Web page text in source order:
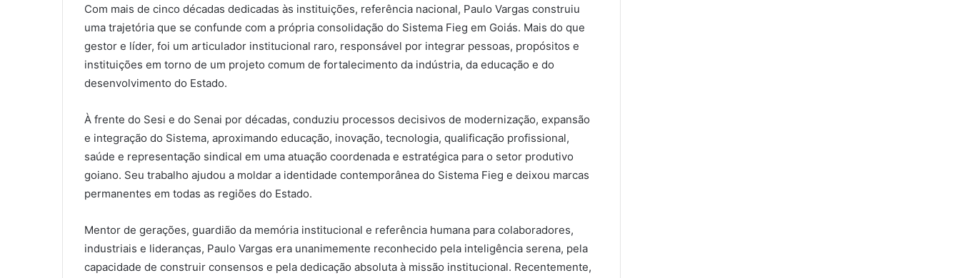
Com mais de cinco décadas dedicadas às instituições, referência nacional, Paulo Vargas construiu
uma trajetória que se confunde com a própria consolidação do Sistema Fieg em Goiás. Mais do que
gestor e líder, foi um articulador institucional raro, responsável por integrar pessoas, propósitos e
instituições em torno de um projeto comum de fortalecimento da indústria, da educação e do
desenvolvimento do Estado.
À frente do Sesi e do Senai por décadas, conduziu processos decisivos de modernização, expansão
e integração do Sistema, aproximando educação, inovação, tecnologia, qualificação profissional,
saúde e representação sindical em uma atuação coordenada e estratégica para o setor produtivo
goiano. Seu trabalho ajudou a moldar a identidade contemporânea do Sistema Fieg e deixou marcas
permanentes em todas as regiões do Estado.
Mentor de gerações, guardião da memória institucional e referência humana para colaboradores,
industriais e lideranças, Paulo Vargas era unanimemente reconhecido pela inteligência serena, pela
capacidade de construir consensos e pela dedicação absoluta à missão institucional. Recentemente,